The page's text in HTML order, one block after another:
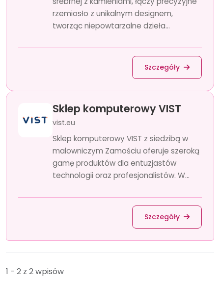
rzemiosło z unikalnym designem,
tworząc niepowtarzalne dzieła...
Szczegóły
Sklep komputerowy VIST
vist.eu
Sklep komputerowy VIST z siedzibą w
malowniczym Zamościu oferuje szeroką
gamę produktów dla entuzjastów
technologii oraz profesjonalistów. W...
Szczegóły
1 - 2 z 2 wpisów